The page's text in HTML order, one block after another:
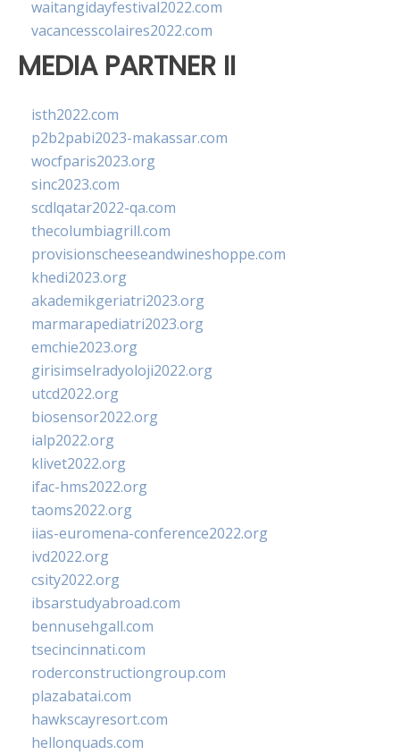
waitangidayfestival2022.com
vacancesscolaires2022.com
MEDIA PARTNER II
isth2022.com
p2b2pabi2023-makassar.com
wocfparis2023.org
sinc2023.com
scdlqatar2022-qa.com
thecolumbiagrill.com
provisionscheeseandwineshoppe.com
khedi2023.org
akademikgeriatri2023.org
marmarapediatri2023.org
emchie2023.org
girisimselradyoloji2022.org
utcd2022.org
biosensor2022.org
ialp2022.org
klivet2022.org
ifac-hms2022.org
taoms2022.org
iias-euromena-conference2022.org
ivd2022.org
csity2022.org
ibsarstudyabroad.com
bennusehgall.com
tsecincinnati.com
roderconstructiongroup.com
plazabatai.com
hawkscayresort.com
hellonquads.com